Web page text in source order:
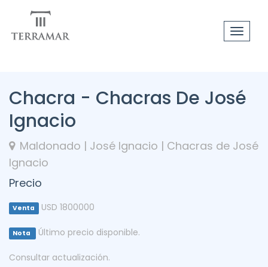
Toggle
Chacra - Chacras De José
Ignacio
Maldonado | José Ignacio | Chacras de José
Ignacio
Precio
Venta USD 1800000
Nota Último precio disponible.
Consultar actualización.